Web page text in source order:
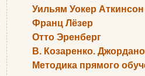
Уильям Уокер Аткинсон
Франц Лёзер
Отто Эренберг
В. Козаренко. Джордано
Методика прямого